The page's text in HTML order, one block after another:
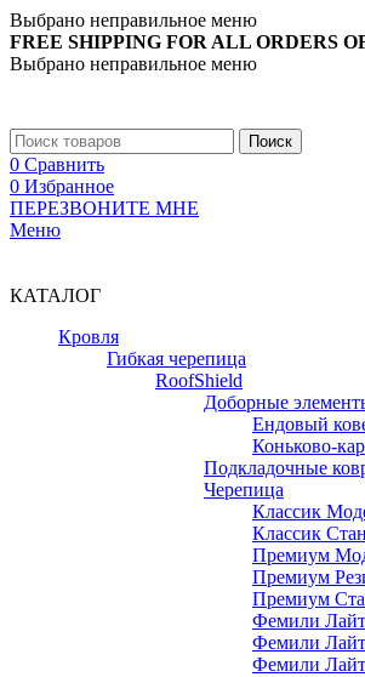
Выбрано неправильное меню
FREE SHIPPING FOR ALL ORDERS
Выбрано неправильное меню
Поиск
0 Сравнить
0 Избранное
ПЕРЕЗВОНИТЕ МНЕ
Меню
КАТАЛОГ
Кровля
Гибкая черепица
RoofShield
Доборные
Ендовый
Коньково-
Подкладочные
Черепица
Классик
Классик
Премиум
Премиум
Премиум
Фемили
Фемили
Фемили